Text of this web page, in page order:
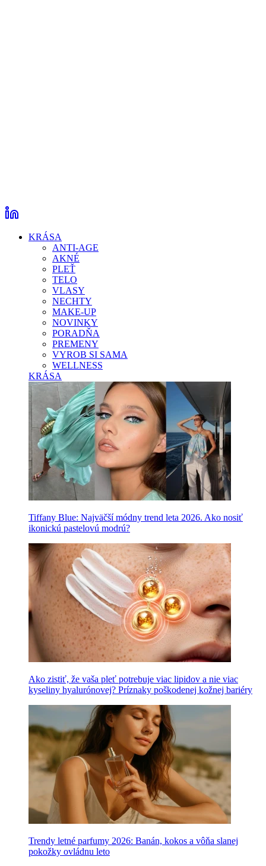
KRÁSA
ANTI-AGE
AKNÉ
PLEŤ
TELO
VLASY
NECHTY
MAKE-UP
NOVINKY
PORADŇA
PREMENY
VYROB SI SAMA
WELLNESS
KRÁSA
Tiffany Blue: Najväčší módny trend leta 2026. Ako nosiť
ikonickú pastelovú modrú?
Ako zistiť, že vaša pleť potrebuje viac lipidov a nie viac
kyseliny hyalurónovej? Príznaky poškodenej kožnej bariéry
Trendy letné parfumy 2026: Banán, kokos a vôňa slanej
pokožky ovládnu leto